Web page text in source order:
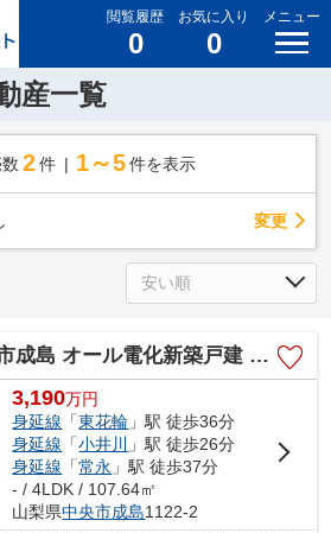
閲覧履歴
0
お気に入り
0
メニュー
産一覧
2 件 1～5 件を表示
変更
オール電化新築戸建 全2棟 2号棟 南道路 車3
3,190万円
身延線 「東花輪 」駅 徒歩36分
身延線 「小井川
」駅 徒歩26分
身延線 「常永 」駅 徒歩37分
- / 4LDK / 107.64㎡
山梨県中央市成島1122-2